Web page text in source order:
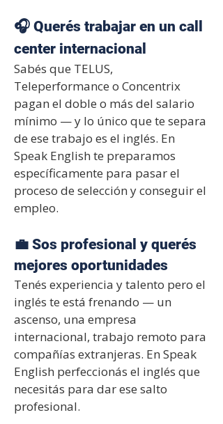
🎧 Querés trabajar en un call
center internacional
Sabés que TELUS,
Teleperformance o Concentrix
pagan el doble o más del salario
mínimo — y lo único que te separa
de ese trabajo es el inglés. En
Speak English te preparamos
específicamente para pasar el
proceso de selección y conseguir el
empleo.
💼 Sos profesional y querés
mejores oportunidades
Tenés experiencia y talento pero el
inglés te está frenando — un
ascenso, una empresa
internacional, trabajo remoto para
compañías extranjeras. En Speak
English perfeccionás el inglés que
necesitás para dar ese salto
profesional.